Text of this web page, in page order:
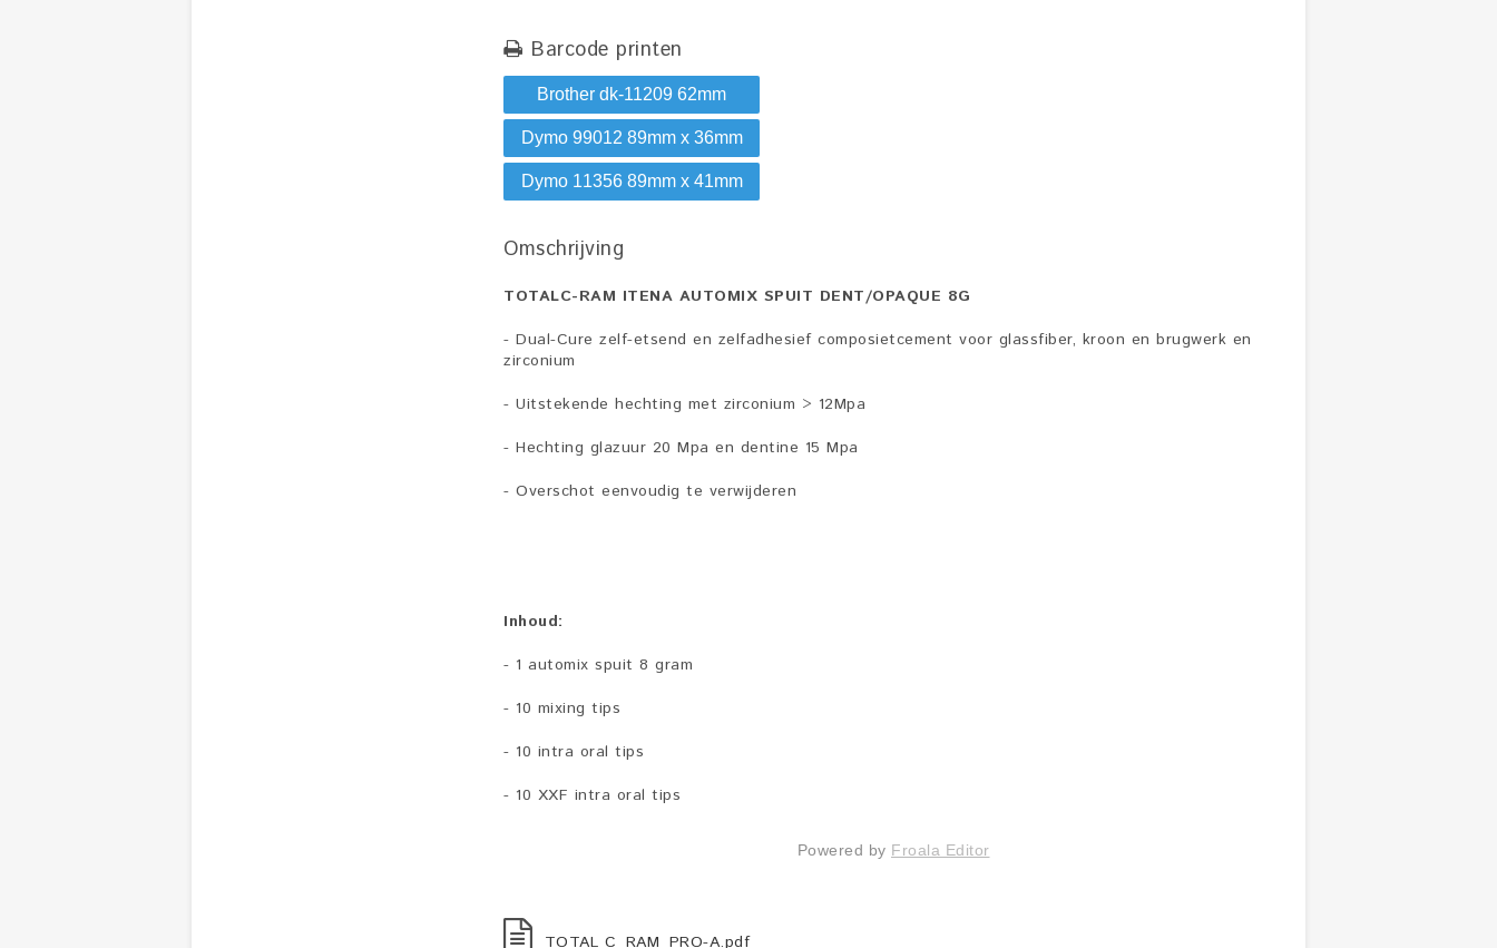
Barcode printen
Brother dk-11209 62mm
Dymo 99012 89mm x 36mm
Dymo 11356 89mm x 41mm
Omschrijving
TOTALC-RAM ITENA AUTOMIX SPUIT DENT/OPAQUE 8G
- Dual-Cure zelf-etsend en zelfadhesief composietcement voor glassfiber, kroon en brugwerk en
zirconium
- Uitstekende hechting met zirconium > 12Mpa
- Hechting glazuur 20 Mpa en dentine 15 Mpa
- Overschot eenvoudig te verwijderen
Inhoud:
- 1 automix spuit 8 gram
- 10 mixing tips
- 10 intra oral tips
- 10 XXF intra oral tips
Powered by Froala Editor
TOTAL C_RAM_PRO-A.pdf